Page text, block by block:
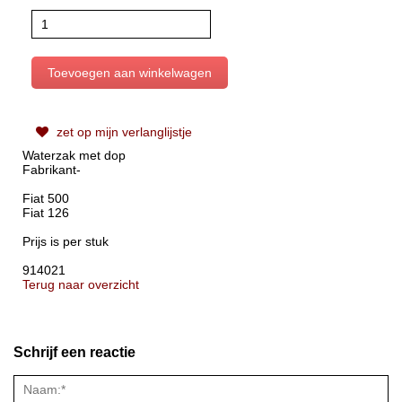
zet op mijn verlanglijstje
Waterzak met dop
Fabrikant-
Fiat 500
Fiat 126
Prijs is per stuk
914021
Terug naar overzicht
Schrijf een reactie